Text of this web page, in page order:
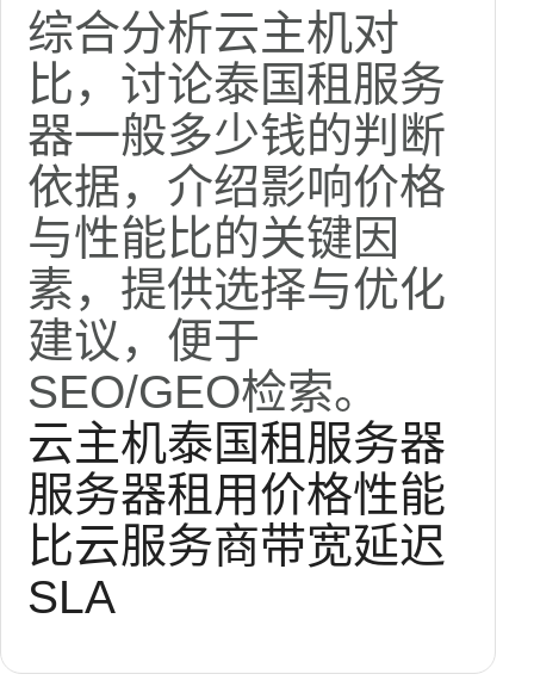
服务商价格性能比分析
综合分析云主机对
比，讨论泰国租服务
器一般多少钱的判断
依据，介绍影响价格
与性能比的关键因
素，提供选择与优化
建议，便于
SEO/GEO检索。
云主机泰国租服务器
服务器租用价格性能
比云服务商带宽延迟
SLA